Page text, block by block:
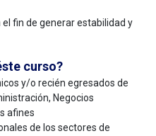
fin de generar estabilidad y
curso?
y/o recién egresados de
Negocios
afines
de los sectores de